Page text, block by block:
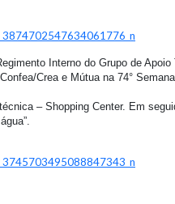
Interno do Grupo de
Crea e Mútua na 74°
– Shopping Center. Em